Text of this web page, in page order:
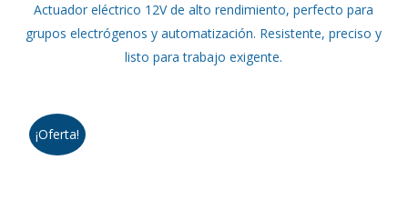
original
era:
$448.000.
actual
es:
$398.000.
Actuador eléctrico 12V de alto rendimiento, perfecto para
grupos electrógenos y automatización. Resistente, preciso y
listo para trabajo exigente.
¡Oferta!